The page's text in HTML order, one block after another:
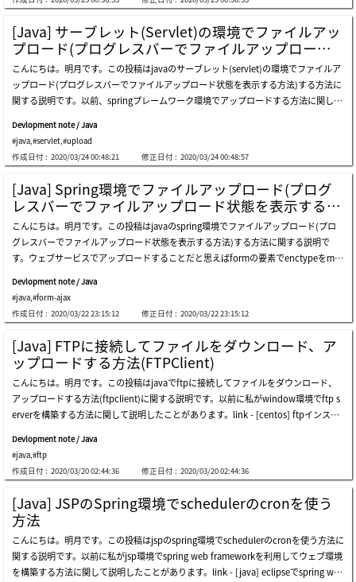
のでコンソールに出力します。上の例はxmlを利用しましたが、htmlファイルも探索
ができます。ブログの名を取得しましょう。htmlファイルも取得してタグのclassで
探索します。結果はブログの名がよく出力されました。ここまでjavaでjsoupを利用
してxmlファイル(html)を扱う方法に関する説明でした。ご不明なところや間違いと
ころがあればコメントしてください。
す。link - https://docs.oracle.com/javase/8/docs/api/java/text/simpledateformat.
html 文字 日付及び時間コンポーネント 表示 例 g era designator text ad y year year
1996; 96 y week year year 2009; 09 m month in year (context sensitive) month jul
y; jul; 07 l month in year (standalone form) month july; jul; 07 w week in year nu
mber 27 w week in month number 2 d day in year number 189 d day in month n
umber 10 f day of week in month number 2 e day name in week text tuesday; tu
e u day number of week (1 = monday, ..., 7 = sunday) number 1 a am/pm marker
text pm h hour in day (0-
[Java] サーブレット(Servlet)の環境でファイルアッ
プロード(プログレスバーでファイルアップロード
状態を表示する方法)する方法
こんにちは。明月です。この投稿はjavaのサーブレット(servlet)の環境でファイルア
ップロード(プログレスバーでファイルアップロード状態を表示する方法)する方法に
関する説明です。以前、springプレームワーク環境でアップロードする方法に関して
スバーでファイルアップロード状態を表示する方法)する方法jspの領域の部分はサー
ブレットと同じだと思いますが、サーバーサイドの実装が違うので説明します。サー
ブレットのプログラムを構築する方法に関しては以前に説明したことがあります。li
nk - [java] web serviceプログラムのservletを作成方法(eclipse)先にサーブレットの
ウェブサービスを構築してindex.jspファイルを作成しましょう。上のソースはsprin
gプレームワーク側で作成したjspファイルと同じです。「localhost/upload」のパス
でファイルをアップロードするでしょう。アップロードするためにweb.xmlを設定す
る必要があります。これからプログラムを起動しましょう。アップロードする前のin
dex.jspの状況です。アップロードしようと思うファイルは150mbのサイズのバイナ
リデータです。アップロードしましょう。プログレスバーが動くことを確認できま
す。アップロードが完了しました。指定された「d:\work」フォルダにファイルが格
納されたことを確認できます。ここまでjavaのサーブレット(servlet)の環境でファイ
ルアップロード(プログレスバーでファイルアップロード状態を表示する方法)する方
法に関する説明でした。ご不明なところや間違いところがあればコメントしてくださ
い。
Devlopment note / Java
#java #servlet #upload
作成日付 : 2020/03/24 00:48:21 修正日付 : 2020/03/24 00:48:57
[Java] Spring環境でファイルアップロード(プログ
レスバーでファイルアップロード状態を表示する方
法)する方法
こんにちは。明月です。この投稿はjavaのspring環境でファイルアップロード(プロ
グレスバーでファイルアップロード状態を表示する方法)する方法に関する説明で
す。ウェブサービスでアップロードすることだと思えばformの要素でenctypeをmul
とをサーバ側でバウンダリーデータを受け取ったらアップロードが完了します。ウェ
ブサービスのアップロードの仕様です。でもspringフレームワークはこの単純なアッ
プロードロジックが少し複雑になっています。そのため、よく要約をしていないとア
ップロードを実装するたびに、忘れるか迷う時があります。以前、spring環境を構築
する方法に関して説明したことがあります。link - [java] eclipseでspring web frame
workを利用してウェブサービスプロジェクトを立ち上がる方法先にファイルアップ
ロードを実装するためにはmavenレポジトリから二つのライブラリをダウンロード
して連携しなければならないです。そしてmvc-config.xmlでアップロードする時フ
ァイルサイズのリミット設定をしなければならないです。そのあと、ファイルアップ
ロードするウェブページ(jsp)を生成しましょう。そのあと、サーバ側のcontollerを
作成しましょう。ここまで作成したらuploadする準備は完了しました。そうすれば
起動しましょう。アップロードする前のindex.htmlの状況です。アップロードしよう
と思うファイルは150mbのサイズのバイナリデータです。アップロードしましょう。
プログレスバーが動くことを確認できます。アップロードが完了しました。指定され
た「d:\work」フォルダにファイルが格納されたことを確認できます。ここまでjava
のspring環境でファイルアップロード(プログレスバーでファイルアップロード状態
を表示する方法)する方法に関する説明でした。ご不明なところや間違いところがあ
ればコメントしてください。
Devlopment note / Java
#java,#form-ajax
作成日付 : 2020/03/22 23:15:12 修正日付 : 2020/03/22 23:15:12
[Java] FTPに接続してファイルをダウンロード、ア
ップロードする方法(FTPClient)
こんにちは。明月です。この投稿はjavaでftpに接続してファイルをダウンロード、
アップロードする方法(ftpclient)に関する説明です。以前に私がwindow環境でftp s
erverを構築する方法に関して説明したことがあります。link - [centos] ftpインスト
プロトコールは以前ほどではないけれども、様々でファイル転送プロトコールとして
使うところがあるので紹介します。先、java環境でftpを使うようにはライブラリを
ダウンロードおよび参照しなければならないです。repository - https://mvnreposit
ory.com/artifact/commons-net/commons-net/3.6ftp client環境を必ずウェブサー
ビスで使うことだけではないのでconsoleで作成しましょう。上のソースはprogram
のmain関数でftp環境のファイルとディレクトリをすべて削除して「ftptest/uploa
d」のディレクトリのファイルと派生ディレクトリ、ファイルをすべてアップロード
して、「ftptest/download」にすべてダウンロードすることです。上のファイルを
「ftp://localhost(ftptest/ftp)」にアップロードするでしょう。そしてまた上のファ
Devlopment note / Java
#java #ftp
作成日付 : 2020/03/20 02:44:36 修正日付 : 2020/03/20 02:44:36
[Java] JSPのSpring環境でschedulerのcronを使う
方法
こんにちは。明月です。この投稿はjspのspring環境でschedulerのcronを使う方法に
関する説明です。以前に私がjsp環境でspring web frameworkを利用してウェブ環境
を構築する方法に関して説明したことがあります。link - [java] eclipseでspring web